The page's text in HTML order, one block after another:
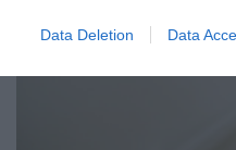
Data Deletion Data